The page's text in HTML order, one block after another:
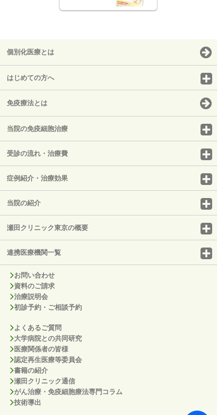
個別化医療とは
はじめての方へ
免疫療法とは
当院の免疫細胞治療
受診の流れ・治療費
症例紹介・治療効果
当院の紹介
瀬田クリニック東京の概要
連携医療機関一覧
お問い合わせ
資料のご請求
治療説明会
初診予約・ご相談予約
よくあるご質問
大学病院との共同研究
医療関係者の皆様
認定再生医療等委員会
書籍の紹介
瀬田クリニック通信
がん治療・免疫細胞療法専門コラム
技術導出